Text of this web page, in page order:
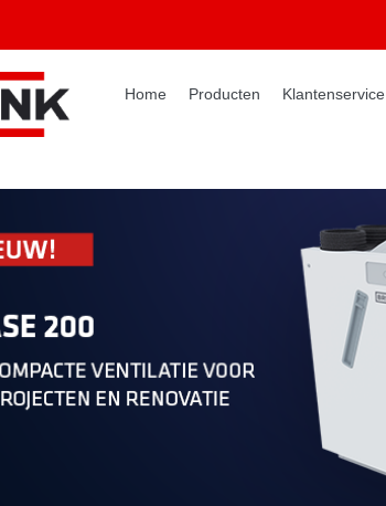
Home Producten Klantenservice